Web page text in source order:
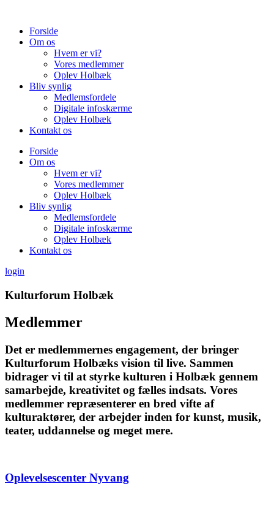
indholdForside
Om os
Hvem er vi?
Vores medlemmer
Oplev Holbæk
Bliv synlig
Medlemsfordele
Digitale infoskærme
Oplev Holbæk
Kontakt os
Forside
Om os
Hvem er vi?
Vores medlemmer
Oplev Holbæk
Bliv synlig
Medlemsfordele
Digitale infoskærme
Oplev Holbæk
Kontakt os
login
Kulturforum Holbæk
Medlemmer
Det er medlemmernes engagement, der bringer
Kulturforum Holbæks vision til live. Sammen
bidrager vi til at styrke kulturen i Holbæk gennem
samarbejde, kreativitet og fælles indsats. Vores
medlemmer repræsenterer en bred vifte af
kulturaktører, der arbejder inden for kunst, musik,
teater, uddannelse og meget mere.
Oplevelsescenter Nyvang